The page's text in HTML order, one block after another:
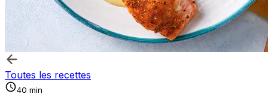
Toutes les recettes
40 min